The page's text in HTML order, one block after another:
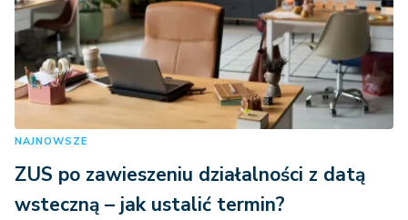
NAJNOWSZE
ZUS po zawieszeniu działalności z datą
wsteczną – jak ustalić termin?